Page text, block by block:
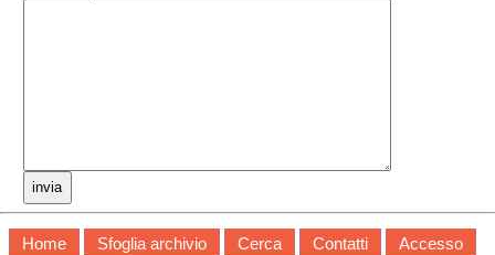
Home Sfoglia archivio Cerca Contatti Accesso